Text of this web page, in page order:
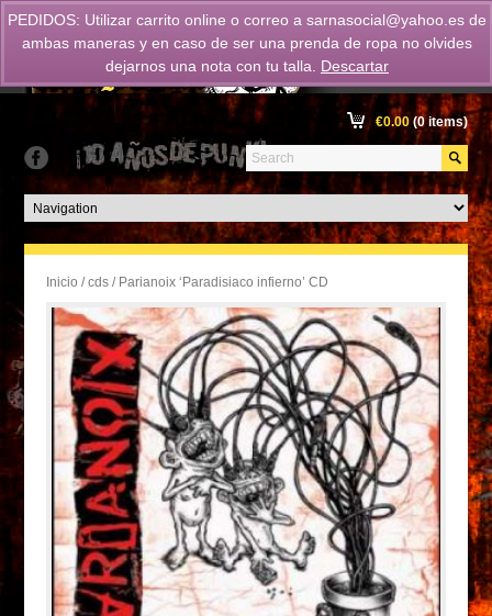
€0.00(0 items)
Inicio /cds / Parianoix ‘Paradisiaco infierno’ CD
PEDIDOS: Utilizar carrito online o correo a sarnasocial@yahoo.es de
ambas maneras y en caso de ser una prenda de ropa no olvides
dejarnos una nota con tu talla.
Descartar